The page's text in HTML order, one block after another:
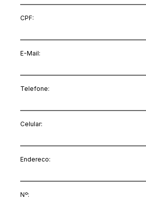
CPF:
E-Mail:
Telefone:
Celular:
Endereco:
Nº: